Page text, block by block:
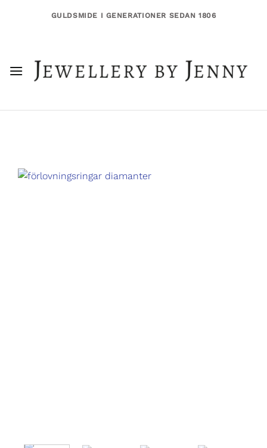
GULDSMIDE I GENERATIONER SEDAN 1806